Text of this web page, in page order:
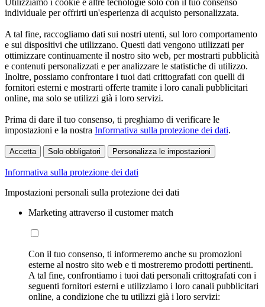
individuale per offrirti un'esperienza di acquisto personalizzata.
A tal fine, raccogliamo dati sui nostri utenti, sul loro comportamento
e sui dispositivi che utilizzano. Questi dati vengono utilizzati per
ottimizzare continuamente il nostro sito web, per mostrarti pubblicità
e contenuti personalizzati e per analizzare le statistiche di utilizzo.
Inoltre, possiamo confrontare i tuoi dati crittografati con quelli di
fornitori esterni e mostrarti offerte tramite i loro canali pubblicitari
online, ma solo se utilizzi già i loro servizi.
Prima di dare il tuo consenso, ti preghiamo di verificare le
impostazioni e la nostra Informativa sulla protezione dei dati.
Accetta Solo obbligatori Personalizza le impostazioni
Informativa sulla protezione dei dati
Impostazioni personali sulla protezione dei dati
Marketing attraverso il customer match
Con il tuo consenso, ti informeremo anche su promozioni
esterne al nostro sito web e ti mostreremo prodotti pertinenti.
A tal fine, confrontiamo i tuoi dati personali crittografati con i
seguenti fornitori esterni e utilizziamo i loro canali pubblicitari
online, a condizione che tu utilizzi già i loro servizi: